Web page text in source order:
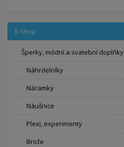
E-shop
Šperky, módní a svatební doplňky
Náhrdelníky
Náramky
Náušnice
Plexi, experimenty
Brože